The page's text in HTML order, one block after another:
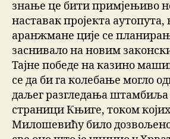
знање це бити примјењиво
наставак пројекта аутопута,
аранжмане ције се
заснивало на новим
Тајне победе на казино
се да би га колебање могло
даљег разгледања штамбиља
страници Књиге, током којих
Милошевићу било